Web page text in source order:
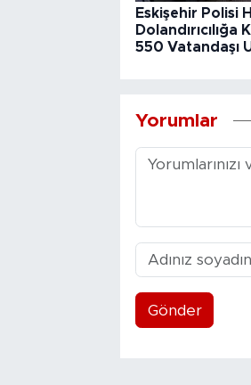
Eskişehir Polisi
Dolandırıcılığa
550 Vatandaşı
Yorumlar
Gönder